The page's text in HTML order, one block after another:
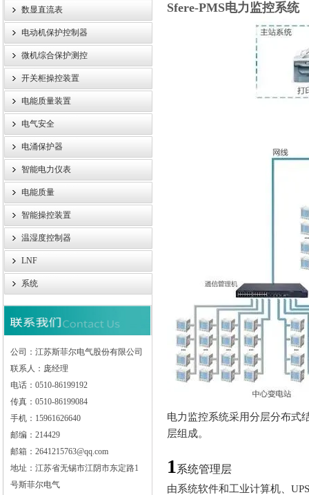
数显直流表
电动机保护控制器
微机综合保护测控
开关柜操控装置
电能质量装置
电气安全
电涌保护器
智能电力仪表
电能质量
智能操控装置
温湿度控制器
LNF
系统
公司：江苏斯菲尔电气股份有限公司
联系人：庞经理
电话：0510-86199192
传真：0510-86199084
手机：15961626640
邮编：214429
邮箱：2641215763@qq.com
地址：江苏省无锡市江阴市东定路1
号斯菲尔电气
Sfere-PMS电力监控系统
电力监控系统采用分层分布式
层组成。
1系统管理层
由系统软件和工业计算机、